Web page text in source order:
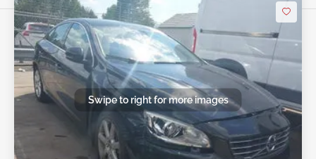
Swipe to right for more images